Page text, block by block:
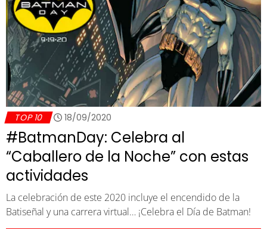
TOP 10 18/09/2020
#BatmanDay: Celebra al
“Caballero de la Noche” con estas
actividades
La celebración de este 2020 incluye el encendido de la
Batiseñal y una carrera virtual… ¡Celebra el Día de Batman!